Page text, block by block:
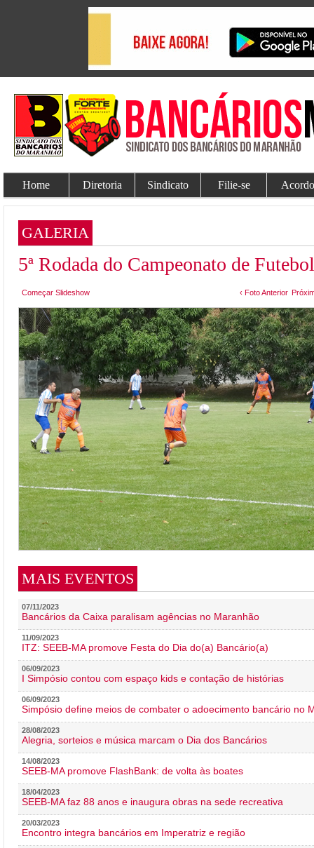
Home Diretoria Sindicato Filie-se
GALERIA
5ª Rodada do Campeonato de
Começar Slideshow ‹ Foto Anterior
MAIS EVENTOS
07/11/2023
Bancários da Caixa paralisam agências no Maranhão
11/09/2023
ITZ: SEEB-MA promove Festa do Dia do(a) Bancário(a)
06/09/2023
I Simpósio contou com espaço kids e contação de histórias
06/09/2023
Simpósio define meios de combater o adoecimento bancário no
28/08/2023
Alegria, sorteios e música marcam o Dia dos Bancários
14/08/2023
SEEB-MA promove FlashBank: de volta às boates
18/04/2023
SEEB-MA faz 88 anos e inaugura obras na sede recreativa
20/03/2023
Encontro integra bancários em Imperatriz e região